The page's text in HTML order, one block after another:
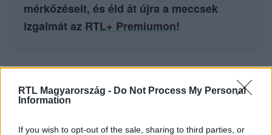
RTL Magyarország - Do Not Process My Personal
Information
If you wish to opt-out of the sale, sharing to third parties, or
mérkőzéseit, és éld át újra a meccsek
izgalmát az RTL+ Premiumon!
Itt állítsd be, hogy az RTL.hu az elsők között
legyen a Google-találatokban!